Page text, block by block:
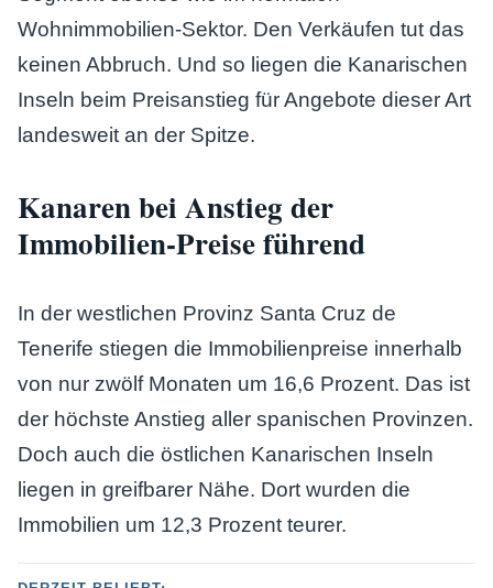
Wohnimmobilien-Sektor. Den Verkäufen tut das
keinen Abbruch. Und so liegen die Kanarischen
Inseln beim Preisanstieg für Angebote dieser Art
landesweit an der Spitze.
Kanaren bei Anstieg der
Immobilien-Preise führend
In der westlichen Provinz Santa Cruz de
Tenerife stiegen die Immobilienpreise innerhalb
von nur zwölf Monaten um 16,6 Prozent. Das ist
der höchste Anstieg aller spanischen Provinzen.
Doch auch die östlichen Kanarischen Inseln
liegen in greifbarer Nähe. Dort wurden die
Immobilien um 12,3 Prozent teurer.